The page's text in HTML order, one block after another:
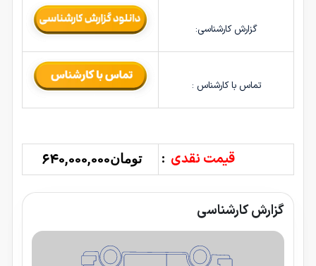
گزارش کارشناسی:
تماس با کارشناس :
قیمت نقدی : تومان640,000,000
گزارش کارشناسی